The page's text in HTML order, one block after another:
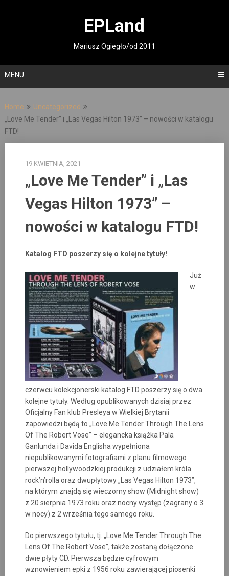
EPLand
Mariusz Ogiegło/od 2011
MENU
Home
Uncategorized
„Love Me Tender” i „Las Vegas Hilton 1973” – nowości w katalogu
FTD!
19 KWIETNIA, 2021
„Love Me Tender” i „Las
Vegas Hilton 1973” –
nowości w katalogu FTD!
Katalog FTD poszerzy się o kolejne tytuły!
Już
w
czerwcu kolekcjonerski katalog FTD poszerzy się o dwa
kolejne tytuły. Według opublikowanych dzisiaj przez
Oficjalny Fan klub Presleya w Wielkiej Brytanii
zapowiedzi będą to „Love Me Tender Through The Lens
Of The Robert Vose” – elegancka książka Pala
Ganlunda i Davida Englisha wypełniona
niepublikowanymi fotografiami z planu filmowego
pierwszej hollywoodzkiej produkcji z udziałem króla
rock’n’rolla oraz dwupłytowy „Las Vegas Hilton 1973”,
na którym znajdą się wieczorny show (Midnight show)
z 20 sierpnia 1973 roku oraz nocny występ (zagrany o 3
w nocy) z 2 września tego samego roku.
Do pierwszego tytułu, tj. „Love Me Tender Through The
Lens Of The Robert Vose”, także zostaną dołączone
dwie płyty CD. Pierwsza będzie cyfrowym
wznowieniem epki z 1956 roku zawierającej piosenki